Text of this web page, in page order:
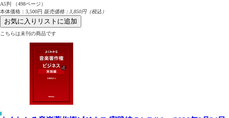
A5判 （498ページ）
本体価格：3,500円 販売価格：3,850円（税込）
お気に入りリストに追加
こちらは未刊の商品です